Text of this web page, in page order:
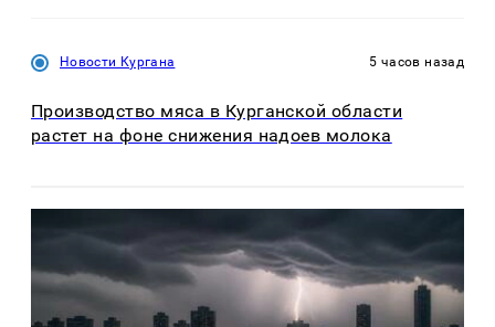
Новости Кургана 5 часов назад
Производство мяса в Курганской области
растет на фоне снижения надоев молока